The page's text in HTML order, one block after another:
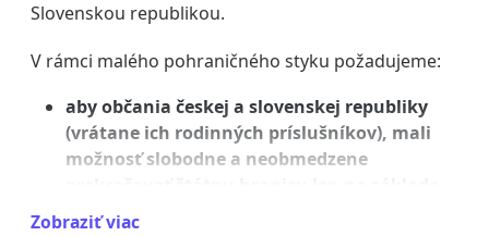
Slovenskou republikou.
V rámci malého pohraničného styku požadujeme:
aby občania českej a slovenskej republiky
(vrátane ich rodinných príslušníkov), mali
možnosť slobodne a neobmedzene
predloženia platného občianskeho preukazu
Zobraziť viac